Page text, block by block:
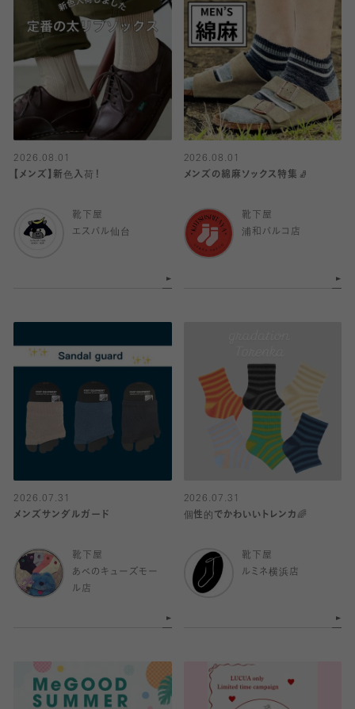
2026.08.01
【メンズ】新色入荷！
靴下屋
エスパル仙台
2026.08.01
メンズの綿麻ソックス特集🧦
靴下屋
浦和パルコ店
2026.07.31
メンズサンダルガード
靴下屋
あべのキューズモー
ル店
2026.07.31
個性的でかわいいトレンカ🌈
靴下屋
ルミネ横浜店